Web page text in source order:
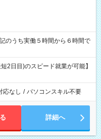
2日目)のスピード就業が可能】
応なし / パソコンスキル不要
詳細へ